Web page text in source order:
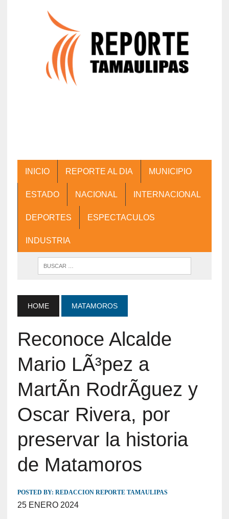
INICIO REPORTE AL DIA MUNICIPIO
ESTADO NACIONAL INTERNACIONAL
DEPORTES ESPECTACULOS
INDUSTRIA
HOME MATAMOROS
Reconoce Alcalde
Mario LÃ³pez a
MartÃ­n RodrÃ­guez y
Oscar Rivera, por
preservar la historia
de Matamoros
POSTED BY: REDACCION REPORTE TAMAULIPAS
25 ENERO 2024